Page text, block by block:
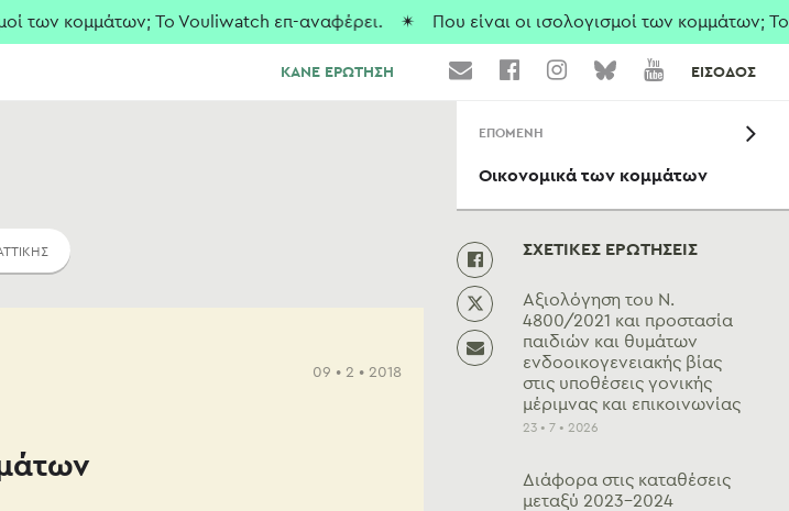
κομμάτων; To Vouliwatch επ-αναφέρει.✴ Που είναι οι ισολογισμοί των κομμάτων; To
ΕΙΣΟΔΟΣ
ΚΑΝΕ ΕΡΩΤΗΣΗ
09 • 2 • 2018
ΕΠΟΜΕΝΗ
Οικονομικά των κομμάτων
ΣΧΕΤΙΚΕΣ ΕΡΩΤΗΣΕΙΣ
Αξιολόγηση του Ν.
4800/2021 και προστασία
παιδιών και θυμάτων
ενδοοικογενειακής βίας
στις υποθέσεις γονικής
μέριμνας και επικοινωνίας
23 • 7 • 2026
Διάφορα στις καταθέσεις
μεταξύ 2023-2024